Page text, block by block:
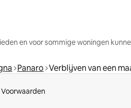
en voor sommige woningen
Panaro Verblijven van een
Voorwaarden